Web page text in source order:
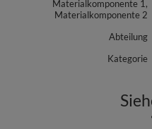
Materialkomponente 1,
Materialkomponente 2
Abteilung
Kategorie